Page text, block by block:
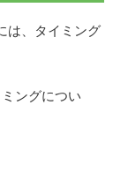
は、タイミング
ングについ